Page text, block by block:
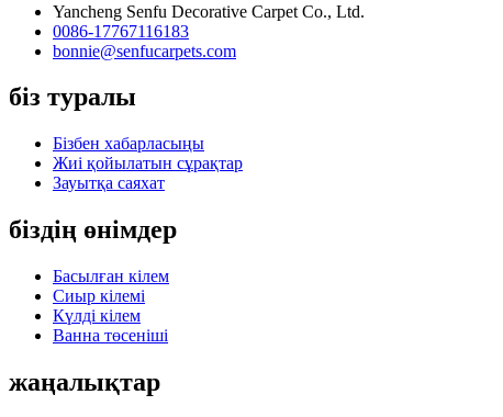
Yancheng Senfu Decorative Carpet Co., Ltd.
0086-17767116183
bonnie@senfucarpets.com
біз туралы
Бізбен хабарласыңы
Жиі қойылатын сұрақтар
Зауытқа саяхат
біздің өнімдер
Басылған кілем
Сиыр кілемі
Күлді кілем
Ванна төсеніші
жаңалықтар